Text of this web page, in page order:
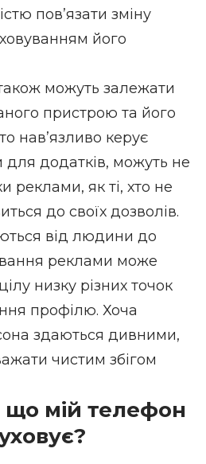
пов’язати зміну
його
можуть залежати
пристрою та його
нав’язливо керує
додатків, можуть не
реклами, як ті, хто не
до своїх дозволів.
від людини до
реклами може
низку різних точок
профілю. Хоча
здаються дивними,
чистим збігом
що мій телефон